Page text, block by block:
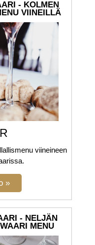
- KOLMEN
VIINEILLÄ
viineineen
- NELJÄN
MENU